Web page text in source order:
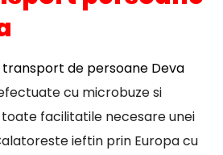
transport de persoane Deva
cu microbuze si
facilitatile necesare unei
ieftin prin Europa cu